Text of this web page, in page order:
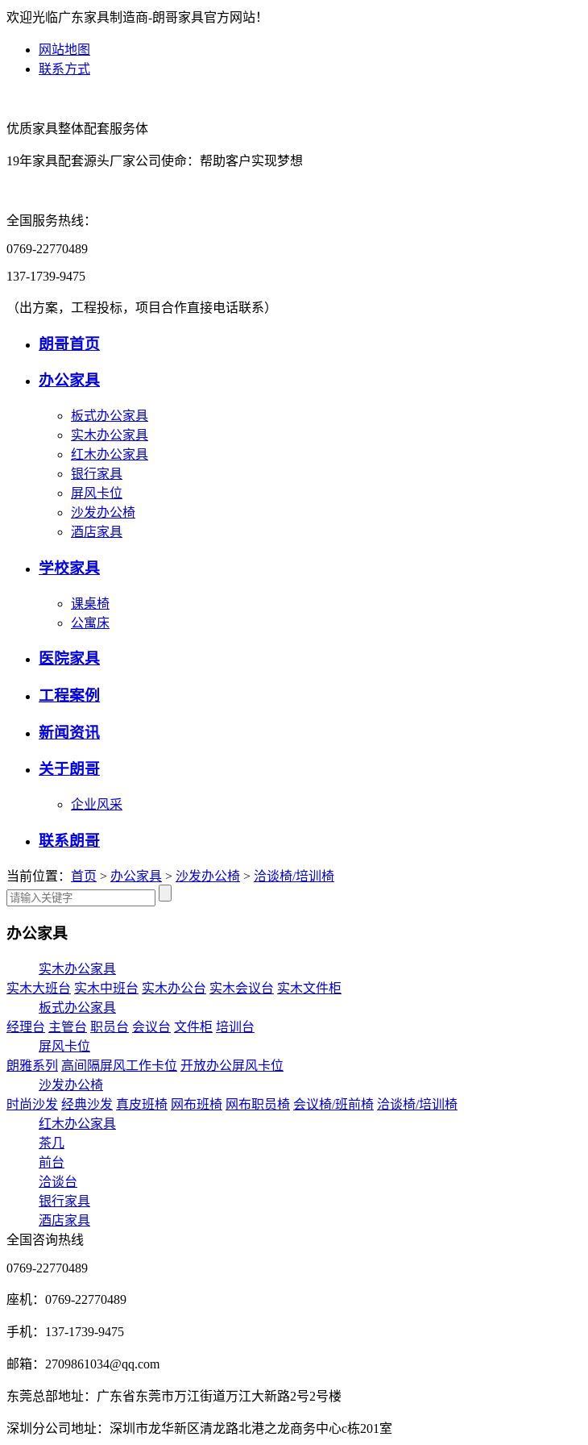
欢迎光临广东家具制造商-朗哥家具官方网站！
网站地图
联系方式
优质家具整体配套服务体
19年家具配套源头厂家公司使命：帮助客户实现梦想
全国服务热线：
0769-22770489
137-1739-9475
（出方案，工程投标，项目合作直接电话联系）
朗哥首页
办公家具
板式办公家具
实木办公家具
红木办公家具
银行家具
屏风卡位
沙发办公椅
酒店家具
学校家具
课桌椅
公寓床
医院家具
工程案例
新闻资讯
关于朗哥
企业风采
联系朗哥
当前位置： 首页 > 办公家具 > 沙发办公椅 > 洽谈椅/培训椅
办公家具
实木办公家具
实木大班台 实木中班台 实木办公台 实木会议台 实木文件柜
板式办公家具
经理台 主管台 职员台 会议台 文件柜 培训台
屏风卡位
朗雅系列 高间隔屏风工作卡位 开放办公屏风卡位
沙发办公椅
时尚沙发 经典沙发 真皮班椅 网布班椅 网布职员椅 会议椅/班前椅 洽谈椅/培训椅
红木办公家具
茶几
前台
洽谈台
银行家具
酒店家具
全国咨询热线
0769-22770489
座机：0769-22770489
手机：137-1739-9475
邮箱：2709861034@qq.com
东莞总部地址：广东省东莞市万江街道万江大新路2号2号楼
深圳分公司地址：深圳市龙华新区清龙路北港之龙商务中心c栋201室